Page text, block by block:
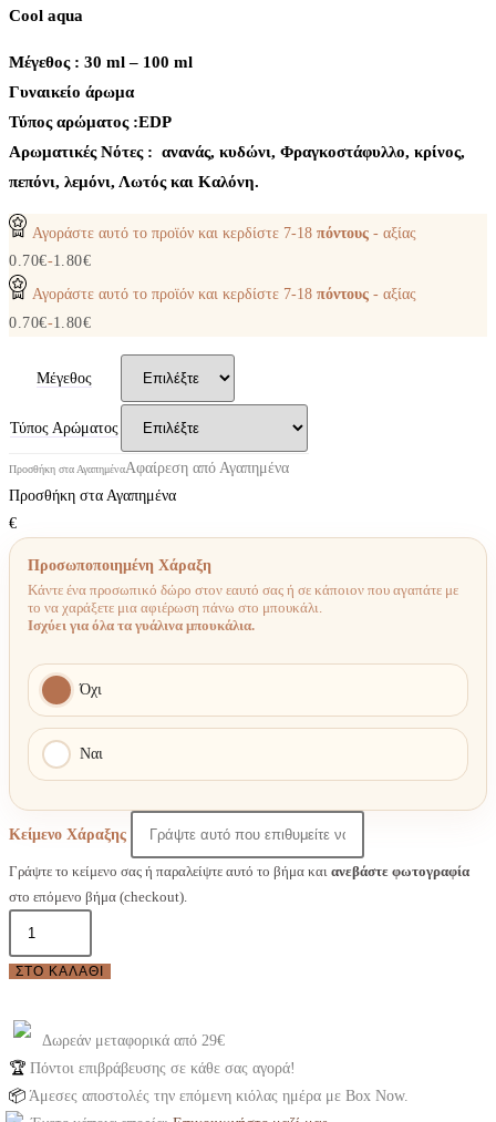
Cool aqua
Μέγεθος : 30 ml – 100 ml
Γυναικείο άρωμα
Τύπος αρώματος :ΕDP
Aρωματικές Νότες : ανανάς, κυδώνι, Φραγκοστάφυλλο, κρίνος,
πεπόνι, λεμόνι, Λωτός και Καλόνη.
Αγοράστε αυτό το προϊόν και κερδίστε 7-18 πόντους - αξίας
0.70€-1.80€
Αγοράστε αυτό το προϊόν και κερδίστε 7-18 πόντους - αξίας
0.70€-1.80€
Μέγεθος
Τύπος Αρώματος
Προσθήκη στα ΑγαπημέναΑφαίρεση από Αγαπημένα
Προσθήκη στα Αγαπημένα
€
Προσωποποιημένη Χάραξη
Κάντε ένα προσωπικό δώρο στον εαυτό σας ή σε κάποιον που αγαπάτε με
το να χαράξετε μια αφιέρωση πάνω στο μπουκάλι.
Ισχύει για όλα τα γυάλινα μπουκάλια.
Όχι
Ναι
Κείμενο Χάραξης
Γράψτε το κείμενο σας ή παραλείψτε αυτό το βήμα και ανεβάστε φωτογραφία
στο επόμενο βήμα (checkout).
Cool
ποσότητα
ΣΤΟ ΚΑΛΆΘΙ
Δωρεάν μεταφορικά από 29€
🏆 Πόντοι επιβράβευσης σε κάθε σας αγορά!
📦 Άμεσες αποστολές την επόμενη κιόλας ημέρα με Box Now.